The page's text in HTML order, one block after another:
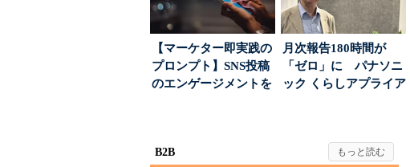
【マーケター即実践の
プロンプト】SNS投稿
のエンゲージメントを
月次報告180時間が
「ゼロ」に パナソニ
ック くらしアプライア
B2B